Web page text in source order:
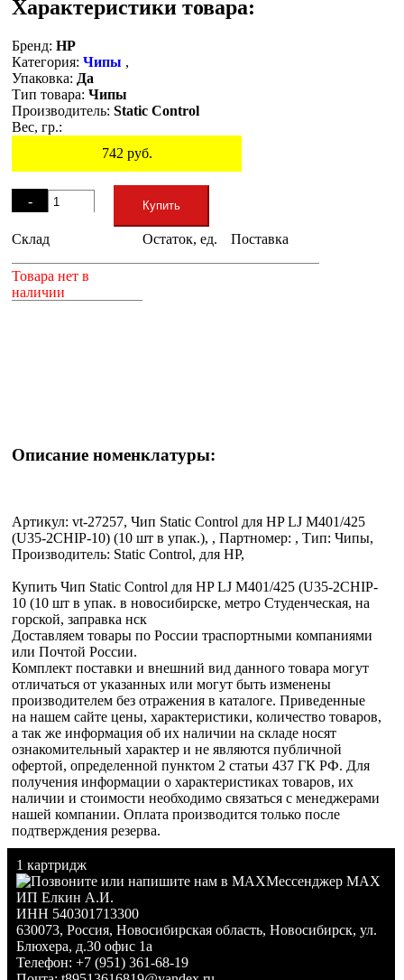
Характеристики товара:
Бренд: HP
Категория: Чипы ,
Упаковка: Да
Тип товара: Чипы
Производитель: Static Control
Вес, гр.:
742 руб.
-
+
Купить
Склад Остаток, ед. Поставка
Товара нет в
наличии
Описание номенклатуры:
Артикул: vt-27257, Чип Static Control для HP LJ M401/425
(U35-2CHIP-10) (10 шт в упак.), , Партномер: , Тип: Чипы,
Производитель: Static Control, для HP,
Купить Чип Static Control для HP LJ M401/425 (U35-2CHIP-
10 (10 шт в упак. в новосибирске, метро Студенческая, на
горской, заправка нск
Доставляем товары по России траспортными компаниями
или Почтой России.
Комплект поставки и внешний вид данного товара могут
отличаться от указанных или могут быть изменены
производителем без отражения в каталоге. Приведенные
на нашем сайте цены, характеристики, количество товаров,
а так же информация об их наличии на складе носят
ознакомительный характер и не являются публичной
офертой, определенной пунктом 2 статьи 437 ГК РФ. Для
получения информации о характеристиках товаров, их
наличии и стоимости необходимо связаться с менеджерами
нашей компании. Оплата производится только после
подтверждения резерва.
1 картридж
Мессенджер MAX
ИП Елкин А.И.
ИНН 540301713300
630073, Россия, Новосибирская область, Новосибирск, ул.
Блюхера, д.30 офис 1а
Телефон: +7 (951) 361-68-19